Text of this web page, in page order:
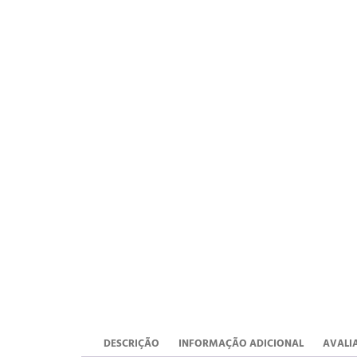
DESCRIÇÃO INFORMAÇÃO ADICIONAL